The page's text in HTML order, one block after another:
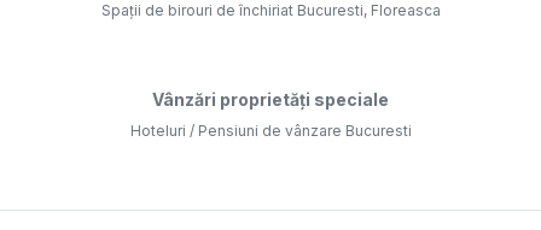
Spații de birouri de închiriat Bucuresti, Floreasca
Vânzări proprietăți speciale
Hoteluri / Pensiuni de vânzare Bucuresti